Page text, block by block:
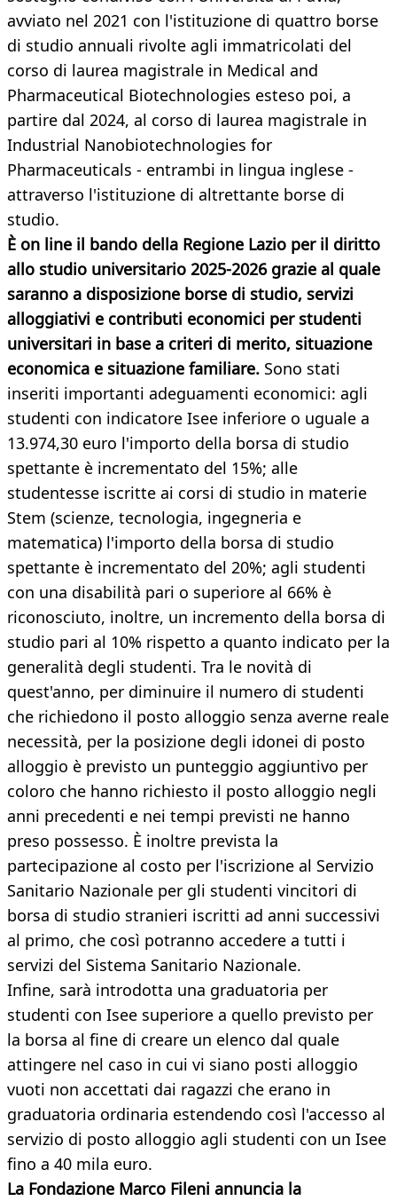
avviato nel 2021 con l'istituzione di quattro borse
di studio annuali rivolte agli immatricolati del
corso di laurea magistrale in Medical and
Pharmaceutical Biotechnologies esteso poi, a
partire dal 2024, al corso di laurea magistrale in
Industrial Nanobiotechnologies for
Pharmaceuticals - entrambi in lingua inglese -
attraverso l'istituzione di altrettante borse di
studio.
È on line il bando della Regione Lazio per il diritto
allo studio universitario 2025-2026 grazie al quale
saranno a disposizione borse di studio, servizi
alloggiativi e contributi economici per studenti
universitari in base a criteri di merito, situazione
economica e situazione familiare. Sono stati
inseriti importanti adeguamenti economici: agli
studenti con indicatore Isee inferiore o uguale a
13.974,30 euro l'importo della borsa di studio
spettante è incrementato del 15%; alle
studentesse iscritte ai corsi di studio in materie
Stem (scienze, tecnologia, ingegneria e
matematica) l'importo della borsa di studio
spettante è incrementato del 20%; agli studenti
con una disabilità pari o superiore al 66% è
riconosciuto, inoltre, un incremento della borsa di
studio pari al 10% rispetto a quanto indicato per la
generalità degli studenti. Tra le novità di
quest'anno, per diminuire il numero di studenti
che richiedono il posto alloggio senza averne reale
necessità, per la posizione degli idonei di posto
alloggio è previsto un punteggio aggiuntivo per
coloro che hanno richiesto il posto alloggio negli
anni precedenti e nei tempi previsti ne hanno
preso possesso. È inoltre prevista la
partecipazione al costo per l'iscrizione al Servizio
Sanitario Nazionale per gli studenti vincitori di
borsa di studio stranieri iscritti ad anni successivi
al primo, che così potranno accedere a tutti i
servizi del Sistema Sanitario Nazionale.
Infine, sarà introdotta una graduatoria per
studenti con Isee superiore a quello previsto per
la borsa al fine di creare un elenco dal quale
attingere nel caso in cui vi siano posti alloggio
vuoti non accettati dai ragazzi che erano in
graduatoria ordinaria estendendo così l'accesso al
servizio di posto alloggio agli studenti con un Isee
fino a 40 mila euro.
La Fondazione Marco Fileni annuncia la